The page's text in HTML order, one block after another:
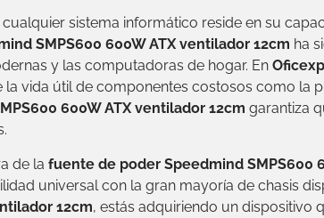
sistema informático reside en su
SMPS600 600W ATX ventilador 12cm ha
y las computadoras de hogar. En
la vida útil de componentes costosos como la
600W ATX ventilador 12cm garantiza
de la fuente de poder Speedmind SMPS600
universal con la gran mayoría de chasis
12cm, estás adquiriendo un dispositivo